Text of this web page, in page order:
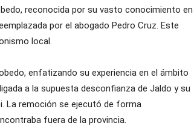
reconocida por su vasto conocimiento en
por el abogado Pedro Cruz. Este
local.
enfatizando su experiencia en el ámbito
a la supuesta desconfianza de Jaldo y su
La remoción se ejecutó de forma
fuera de la provincia.